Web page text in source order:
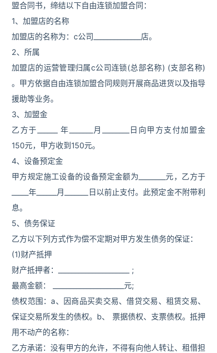
盟合同书，缔结以下自由连锁加盟合同：
1、加盟店的名称
加盟店的名称为：c公司______________店。
2、所属
加盟店的运营管理归属c公司连锁(总部名称) (支部名称)
。甲方依据自由连锁加盟合同规则开展商品进货以及指导
援助等业务。
3、加盟金
乙方于______ 年_______月________日向甲方支付加盟金
150元，甲方收到150元。
4、设备预定金
甲方规定施工设备的设备预定金额为________元，乙方于
_____年______月_______日以前止支付。此预定金不附带利
息。
5、债务保证
乙方以下列方式作为偿不定期对甲方发生债务的保证：
(1)财产抵押
财产抵押者：_____________________ ;
最高金额： _____________________元;
债权范围：a、因商品买卖交易、借贷交易、租赁交易、
保证交易所发生的债权。b、 票据债权、支票债权。抵押
用不动产的名称：
乙方承诺：没有甲方的允许，不得有向他人转让、租借担